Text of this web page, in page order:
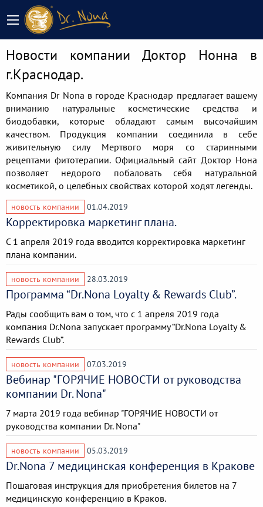
Новости компании Доктор Нонна в
г.Краснодар.
Компания Dr Nona в городе Краснодар предлагает вашему
вниманию натуральные косметические средства и
биодобавки, которые обладают самым высочайшим
качеством. Продукция компании соединила в себе
живительную силу Мертвого моря со старинными
рецептами фитотерапии. Официальный сайт Доктор Нона
позволяет недорого побаловать себя натуральной
косметикой, о целебных свойствах которой ходят легенды.
новость компании 01.04.2019
Корректировка маркетинг плана.
С 1 апреля 2019 года вводится корректировка маркетинг
плана компании.
новость компании 28.03.2019
Программа “Dr.Nona Loyalty & Rewards Club”.
Рады сообщить вам о том, что с 1 апреля 2019 года
компания Dr.Nona запускает программу “Dr.Nona Loyalty &
Rewards Club”.
новость компании 07.03.2019
Вебинар "ГОРЯЧИЕ НОВОСТИ от руководства
компании Dr. Nona"
7 марта 2019 года вебинар "ГОРЯЧИЕ НОВОСТИ от
руководства компании Dr. Nona"
новость компании 05.03.2019
Dr.Nona 7 медицинская конференция в Кракове
Пошаговая инструкция для приобретения билетов на 7
медицинскую конференцию в Краков.